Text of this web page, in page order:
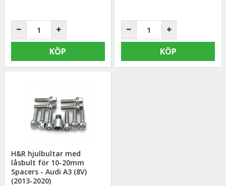
KÖP KÖP
H&R hjulbultar med
låsbult för 10-20mm
Spacers - Audi A3 (8V)
(2013-2020)